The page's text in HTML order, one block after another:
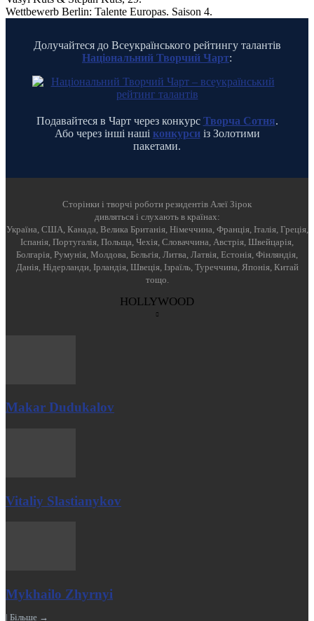
Wettbewerb Berlin: Talente Europas. Saison 4.
Долучайтеся до Всеукраїнського рейтингу талантів
Національний Творчий Чарт:
Подавайтеся в Чарт через конкурс Творча Сотня.
Або через інші наші конкурсиіз Золотими
пакетами.
Cторінки і творчі роботи резидентів Алеї Зірок
дивляться і слухають в країнах:
Україна, США, Канада, Велика Британія, Німеччина, Франція, Італія, Греція,
Іспанія, Португалія, Польща, Чехія, Словаччина, Австрія, Швейцарія,
Болгарія, Румунія, Молдова, Бельгія, Литва, Латвія, Естонія, Фінляндія,
Данія, Нідерланди, Ірландія, Швеція, Ізраїль, Туреччина, Японія, Китай
тощо.
HOLLYWOOD
Makar Dudukalov
Vitaliy Slastianykov
Mykhailo Zhyrnyi
| Більше →